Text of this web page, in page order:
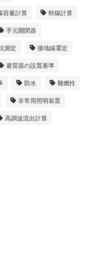
容量計算 幹線計算
手元開閉器
測定 接地線選定
避雷器の設置基準
防水 難燃性
非常用照明装置
高調波流出計算